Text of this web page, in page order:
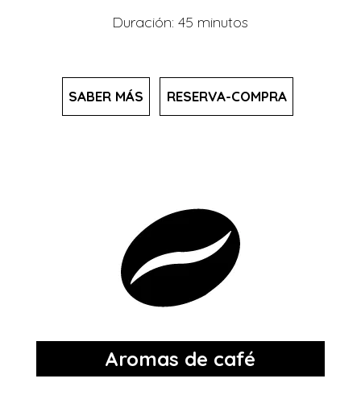
Duración: 45 minutos
SABER MÁS RESERVA-COMPRA
Aromas de café